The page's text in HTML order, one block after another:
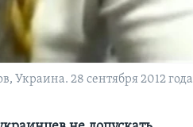
Украина. 28 сентября 2012 года